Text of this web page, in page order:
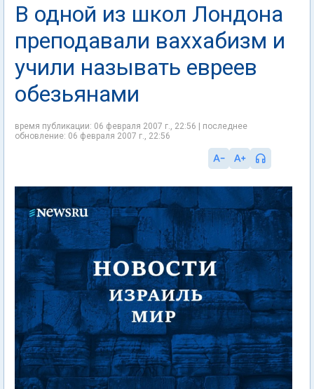
В одной из школ Лондона
преподавали ваххабизм и
учили называть евреев
обезьянами
время публикации: 06 февраля 2007 г., 22:56 | последнее
обновление: 06 февраля 2007 г., 22:56